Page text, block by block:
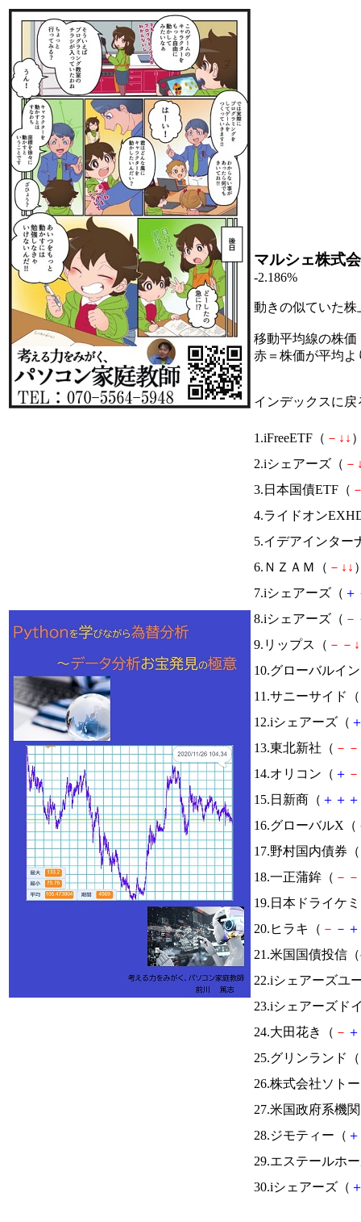
マルシェ株式
-2.186%
動きの似ていた
移動平均線の株価
赤＝株価が平均
インデックスに戻
1.iFreeETF（ － ↓ ↓
2.iシェアーズ（ －
3.日本国債ETF（
4.ライドオン
5.イデアインター
6.ＮＺＡＭ（ － ↓ ↓
7.iシェアーズ（ ＋
8.iシェアーズ（ －
9.リップス（ － － ↓
10.グローバルイ
11.サニーサイド（
12.iシェアーズ（
13.東北新社（ － －
14.オリコン（ ＋ －
15.日新商（ ＋ ＋ ＋
16.グローバルX（
17.野村国内債券（
18.一正蒲鉾（ － －
19.日本ドライケ
20.ヒラキ（ － － ＋
21.米国国債投信
22.iシェアーズユ
23.iシェアーズド
24.大田花き（ － ＋
25.グリンランド（
26.株式会社ソト
27.米国政府系機
28.ジモティー（ ＋
29.エステールホ
30.iシェアーズ（